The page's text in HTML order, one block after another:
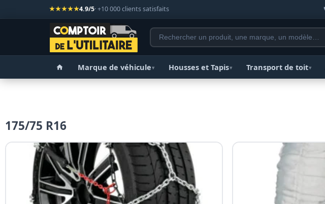
★★★★★4.9/5· +10 000 clients satisfaits
Marque de véhicule▾ Housses et Tapis▾ Transport de toit▾
175/75 R16